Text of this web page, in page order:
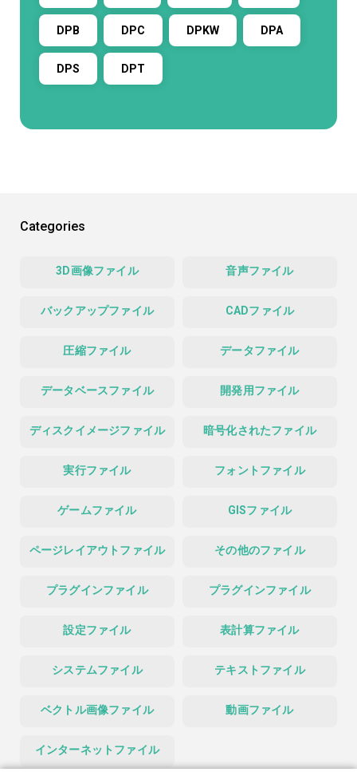
DPB DPC DPKW DPA
DPS DPT
Categories
3D画像ファイル 音声ファイル
バックアップファイル CADファイル
圧縮ファイル データファイル
データベースファイル 開発用ファイル
ディスクイメージファイル 暗号化されたファイル
実行ファイル フォントファイル
ゲームファイル GISファイル
ページレイアウトファイル その他のファイル
プラグインファイル プラグインファイル
設定ファイル 表計算ファイル
システムファイル テキストファイル
ベクトル画像ファイル 動画ファイル
インターネットファイル